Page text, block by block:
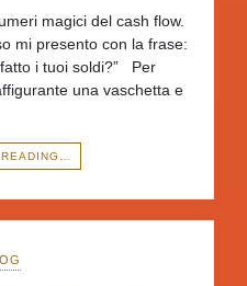
magici del cash flow.
mi presento con la frase:
i tuoi soldi?” Per
una vaschetta e